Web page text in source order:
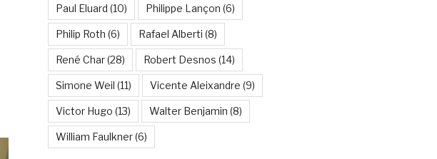
Paul Eluard (10) Philippe Lançon (6)
Philip Roth (6) Rafael Alberti (8)
René Char(28) Robert Desnos (14)
Simone Weil (11) Vicente Aleixandre (9)
Victor Hugo (13) Walter Benjamin (8)
William Faulkner(6)